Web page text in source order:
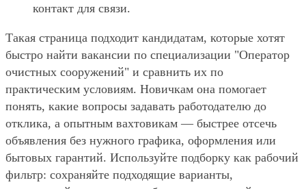
контакт для связи.
Такая страница подходит кандидатам, которые хотят
быстро найти вакансии по специализации "Оператор
очистных сооружений" и сравнить их по
практическим условиям. Новичкам она помогает
понять, какие вопросы задавать работодателю до
отклика, а опытным вахтовикам — быстрее отсечь
объявления без нужного графика, оформления или
бытовых гарантий. Используйте подборку как рабочий
фильтр: сохраняйте подходящие варианты,